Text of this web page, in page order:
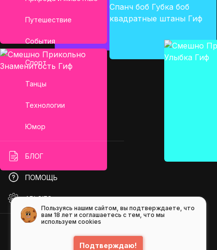
Путешествие
События
Спорт
Танцы
Технологии
Юмор
БЛОГ
ПОМОЩЬ
API GIFS
Пользуясь нашим сайтом, вы подтверждаете, что
вам 18 лет и соглашаетесь с тем, что мы
используем cookies
Подтверждаю!